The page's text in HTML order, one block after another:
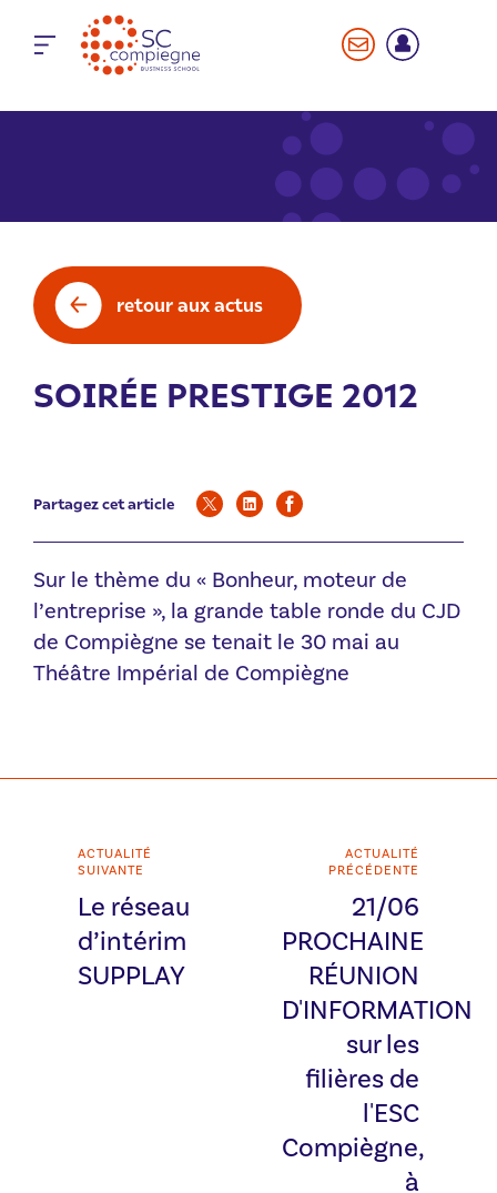
retour aux actus
SOIRÉE PRESTIGE 2012
Partagez cet article
Sur le thème du « Bonheur, moteur de
l’entreprise », la grande table ronde du CJD
de Compiègne se tenait le 30 mai au
Théâtre Impérial de Compiègne
ACTUALITÉ
SUIVANTE
Le réseau
d’intérim
SUPPLAY
ACTUALITÉ
PRÉCÉDENTE
21/06
PROCHAINE
RÉUNION
D'INFORMATION
sur les
filières de
l'ESC
Compiègne,
à